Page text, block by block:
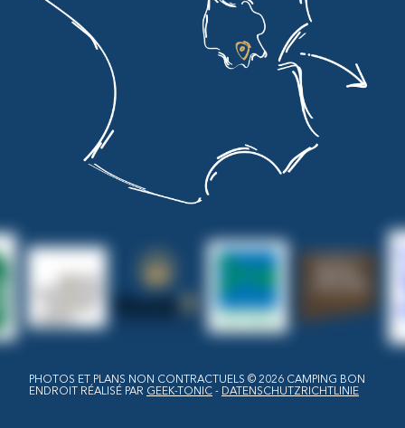
PHOTOS ET PLANS NON CONTRACTUELS © 2026 CAMPING BON
ENDROIT
RÉALISÉ PAR GEEK-TONIC - DATENSCHUTZRICHTLINIE